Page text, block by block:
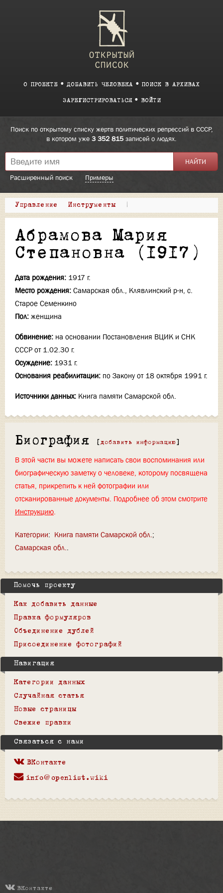
О ПРОЕКТЕ ДОБАВИТЬ ЧЕЛОВЕКА ПОИСК В АРХИВАХ
ЗАРЕГИСТРИРОВАТЬСЯ ВОЙТИ
Поиск по открытому списку жертв политических репрессий в СССР,
в котором уже 3 352 815 записей о людях.
Расширенный поиск Примеры
Управление Инструменты |
Абрамова Мария
Степановна (1917)
Дата рождения: 1917 г.
Место рождения: Самарская обл., Клявлинский р-н, с.
Старое Семенкино
Пол: женщина
Обвинение: на основании Постановления ВЦИК и СНК
СССР от 1.02.30 г.
Осуждение: 1931 г.
Основания реабилитации: по Закону от 18 октября 1991 г.
Источники данных: Книга памяти Самарской обл.
Биография [ добавить информацию ]
В этой части вы можете написать свои воспоминания или
биографическую заметку о человеке, которому посвящена
статья, прикрепить к ней фотографии или
отсканированные документы. Подробнее об этом смотрите
Инструкцию.
Категории: Книга памяти Самарской обл.
Самарская обл.
Помочь проекту
Как добавить данные
Правка формуляров
Объединение дублей
Присоединение фотографий
Навигация
Категории данных
Случайная статья
Новые страницы
Свежие правки
Связаться с нами
ВКонтакте
info@openlist.wiki
ВКонтакте